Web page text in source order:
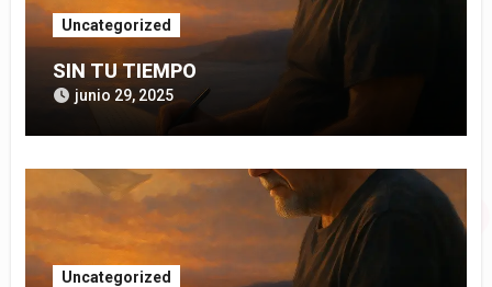
Uncategorized
SIN TU TIEMPO
junio 29, 2025
Uncategorized